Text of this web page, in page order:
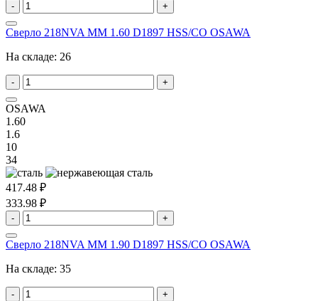
- +
Сверло 218NVA MM 1.60 D1897 HSS/CO OSAWA
На складе: 26
- +
OSAWA
1.60
1.6
10
34
417.48 ₽
333.98 ₽
- +
Сверло 218NVA MM 1.90 D1897 HSS/CO OSAWA
На складе: 35
- +